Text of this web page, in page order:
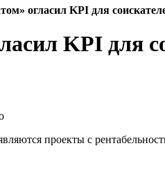
огласил KPI для
KPI для
проекты с